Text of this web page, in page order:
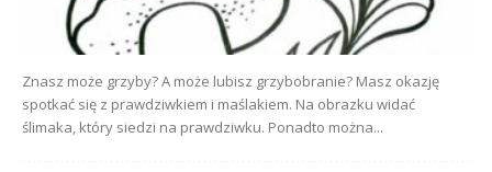
Znasz może grzyby? A może lubisz grzybobranie? Masz okazję
spotkać się z prawdziwkiem i maślakiem. Na obrazku widać
ślimaka, który siedzi na prawdziwku. Ponadto można...